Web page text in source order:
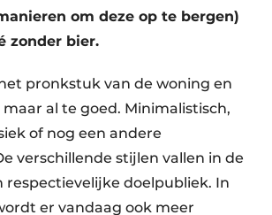
om deze op te bergen)
zonder bier.
pronkstuk van de woning en
al te goed. Minimalistisch,
of nog een andere
verschillende stijlen vallen in de
respectievelijke doelpubliek. In
er vandaag ook meer